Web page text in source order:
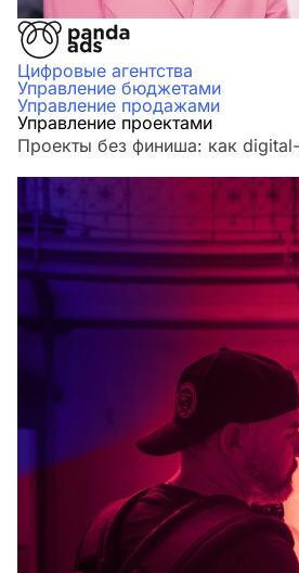
Цифровые агентства
Управление бюджетами
Управление продажами
Управление проектами
Проекты без финиша: как digital-